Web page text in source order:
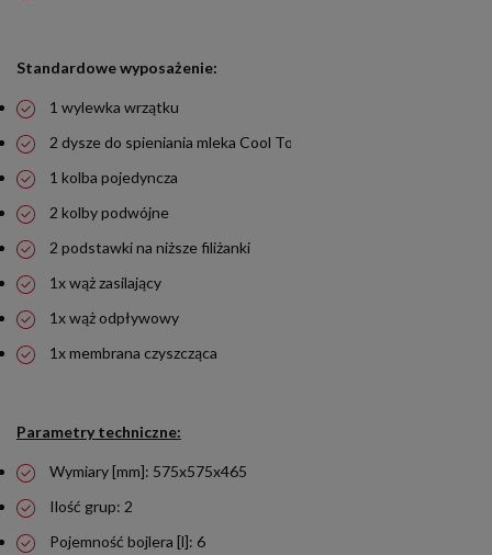
Standardowe wyposażenie:
1 wylewka wrzątku
2 dysze do spieniania mleka Cool Touch
1 kolba pojedyncza
2 kolby podwójne
2 podstawki na niższe filiżanki
1x wąż zasilający
1x wąż odpływowy
1x membrana czyszcząca
Parametry techniczne:
Wymiary [mm]: 575x575x465
Ilość grup: 2
Pojemność bojlera [l]: 6